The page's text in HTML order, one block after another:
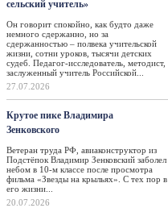
сельский учитель»
Он говорит спокойно, как будто даже
немного сдержанно, но за
сдержанностью – полвека учительской
жизни, сотни уроков, тысячи детских
судеб. Педагог-исследователь, методист,
заслуженный учитель Российской...
27.07.2026
Крутое пике Владимира
Зенковского
Ветеран труда РФ, авиаконструктор из
Подстёпок Владимир Зенковский заболел
небом в 10-м классе после просмотра
фильма «Звезды на крыльях». С тех пор в
его жизни...
20.07.2026